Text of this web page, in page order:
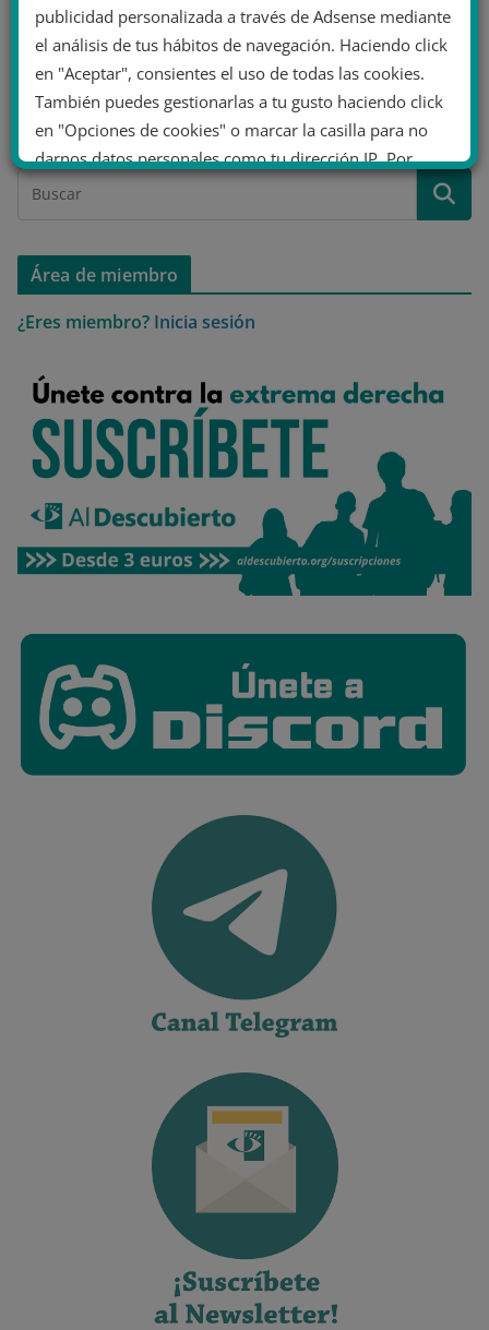
Julian Assange, activista por los Derechos Humanos y la
libertad de información y fundador del conocido portal
de filtraciones WikiLeaks,
Leer más
Área de miembro
¿Eres miembro? Inicia sesión
publicidad personalizada a través de Adsense mediante
el análisis de tus hábitos de navegación. Haciendo click
en "Aceptar", consientes el uso de todas las cookies.
También puedes gestionarlas a tu gusto haciendo click
en "Opciones de cookies" o marcar la casilla para no
darnos datos personales como tu dirección IP. Por
último, puedes leer nuestra Política de cookies.
No dar mi información personal
Opciones de cookies